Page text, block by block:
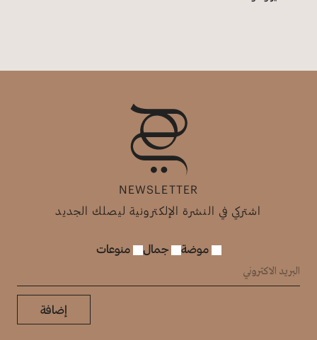
NEWSLETTER
اشتركي في النشرة الإلكترونية ليصلك الجديد
موضة جمال منوعات
إضافة